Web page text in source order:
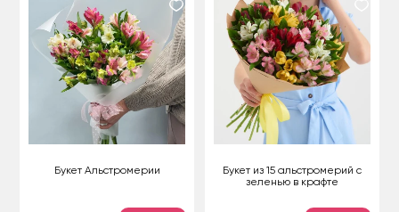
Букет Альстромерии
Букет из 15 альстромерий с
зеленью в крафте